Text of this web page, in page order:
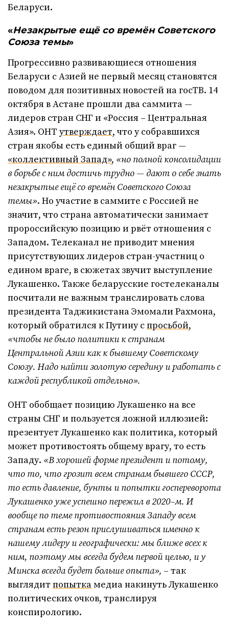
Беларуси.
«Незакрытые ещё со времён Советского
Союза темы»
Прогрессивно развивающиеся отношения
Беларуси с Азией не первый месяц становятся
поводом для позитивных новостей на госТВ. 14
октября в Астане прошли два саммита —
лидеров стран СНГ и «Россия – Центральная
Азия». ОНТ утверждает, что у собравшихся
стран якобы есть единый общий враг —
«коллективный Запад», «но полной консолидации
в борьбе с ним достичь трудно — дают о себе знать
незакрытые ещё со времён Советского Союза
темы». Но участие в саммите с Россией не
значит, что страна автоматически занимает
пророссийскую позицию и рвёт отношения с
Западом. Телеканал не приводит мнения
присутствующих лидеров стран-участниц о
едином враге, в сюжетах звучит выступление
Лукашенко. Также беларусские гостелеканалы
посчитали не важным транслировать слова
президента Таджикистана Эмомали Рахмона,
который обратился к Путину спросьбой,
«чтобы не было политики к странам
Центральной Азии как к бывшему Советскому
Союзу. Надо найти золотую середину и работать с
каждой республикой отдельно».
ОНТ обобщает позицию Лукашенко на все
страны СНГ и пользуется ложной иллюзией:
презентует Лукашенко как политика, который
может противостоять общему врагу, то есть
Западу. «В хорошей форме президент и потому,
что то, что грозит всем странам бывшего СССР,
то есть давление, бунты и попытки госпереворота
Лукашенко уже успешно пережил в 2020–м. И
вообще по теме противостояния Западу всем
странам есть резон прислушиваться именно к
нашему лидеру и географически: мы ближе всех к
ним, поэтому мы всегда будем первой целью, и у
Минска всегда будет больше опыта», – так
выглядит попыткамедиа накинуть Лукашенко
политических очков, транслируя
конспирологию.